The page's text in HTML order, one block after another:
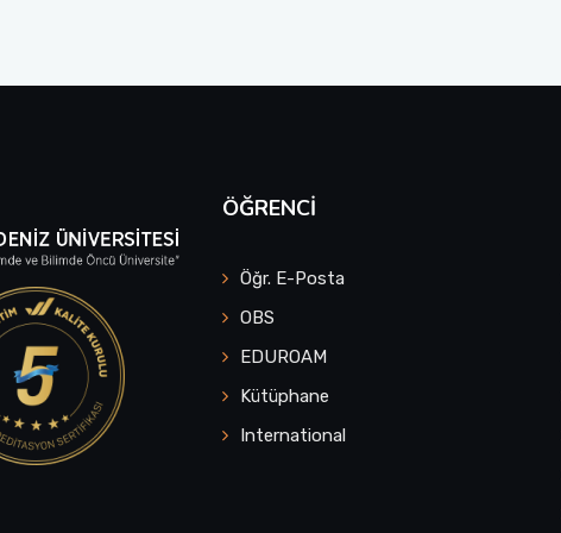
ÖĞRENCI
Öğr. E-Posta
OBS
EDUROAM
Kütüphane
International